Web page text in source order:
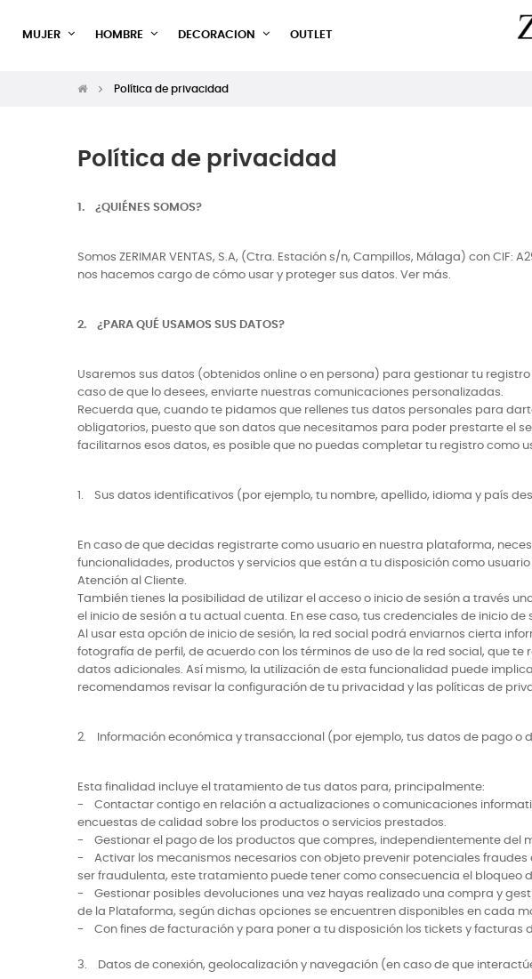
MUJER HOMBRE DECORACION OUTLET
Política de privacidad
Política de privacidad
1. ¿QUIÉNES SOMOS?
Somos ZERIMAR VENTAS, S.A, (Ctra. Estación s/n, Campillos, Málaga) con
nos hacemos cargo de cómo usar y proteger sus datos. Ver más.
2. ¿PARA QUÉ USAMOS SUS DATOS?
Usaremos sus datos (obtenidos online o en persona) para gestionar tu
caso de que lo desees, enviarte nuestras comunicaciones personalizadas.
Recuerda que, cuando te pidamos que rellenes tus datos personales para
obligatorios, puesto que son datos que necesitamos para poder prestarte el
facilitarnos esos datos, es posible que no puedas completar tu registro como
1. Sus datos identificativos (por ejemplo, tu nombre, apellido, idioma y país
En caso de que decidas registrarte como usuario en nuestra plataforma,
funcionalidades, productos y servicios que están a tu disposición como
Atención al Cliente.
También tienes la posibilidad de utilizar el acceso o inicio de sesión a través
el inicio de sesión a tu actual cuenta. En ese caso, tus credenciales de inicio
Al usar esta opción de inicio de sesión, la red social podrá enviarnos cierta
fotografía de perfil, de acuerdo con los términos de uso de la red social, que
datos adicionales. Así mismo, la utilización de esta funcionalidad puede
recomendamos revisar la configuración de tu privacidad y las políticas de
2. Información económica y transaccional (por ejemplo, tus datos de pago o
Esta finalidad incluye el tratamiento de tus datos para, principalmente:
- Contactar contigo en relación a actualizaciones o comunicaciones
encuestas de calidad sobre los productos o servicios prestados.
- Gestionar el pago de los productos que compres, independientemente del
- Activar los mecanismos necesarios con objeto prevenir potenciales
ser fraudulenta, este tratamiento puede tener como consecuencia el bloqueo
- Gestionar posibles devoluciones una vez hayas realizado una compra y
de la Plataforma, según dichas opciones se encuentren disponibles en cada
- Con fines de facturación y para poner a tu disposición los tickets y facturas
3. Datos de conexión, geolocalización y navegación (en caso de que